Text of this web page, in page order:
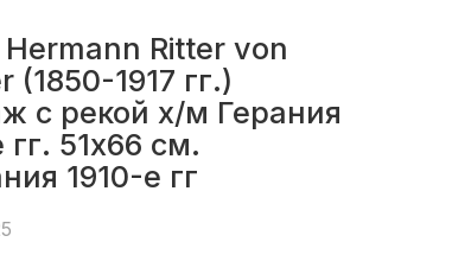
Ritter von
(1850-1917 гг.)
с рекой х/м Герания
гг. 51x66 см.
1910-е гг